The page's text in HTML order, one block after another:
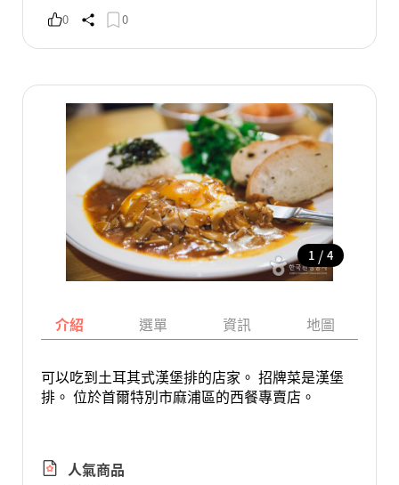
0 0
1 / 4
介紹 選單 資訊 地圖
可以吃到土耳其式漢堡排的店家。 招牌菜是漢堡
排。 位於首爾特別市麻浦區的西餐專賣店。
人氣商品